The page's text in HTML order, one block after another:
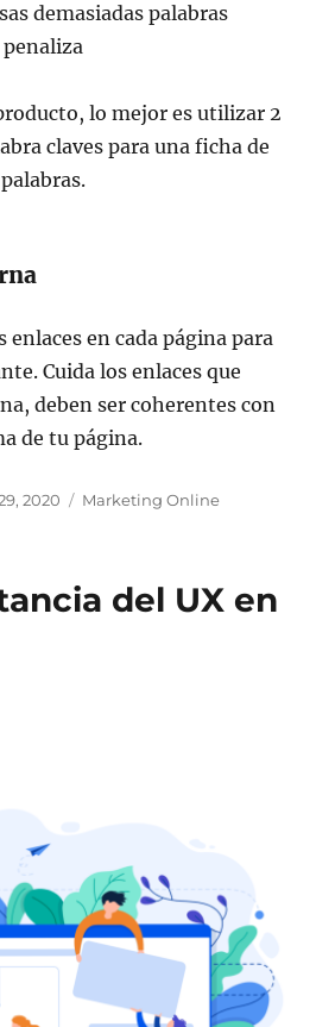
demasiadas palabras
penaliza
lo mejor es utilizar 2
claves para una ficha de
enlaces en cada página para
Cuida los enlaces que
deben ser coherentes con
de tu página.
2020 Categorías
Marketing Online
del UX en